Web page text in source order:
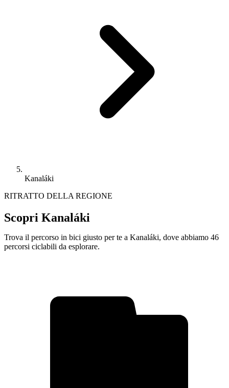
Kanaláki
RITRATTO DELLA REGIONE
Scopri Kanaláki
Trova il percorso in bici giusto per te a Kanaláki, dove abbiamo 46
percorsi ciclabili da esplorare.